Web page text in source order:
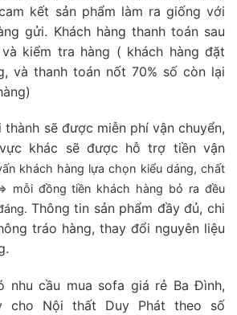
kết sản phẩm làm ra giống với
gửi. Khách hàng thanh toán sau
kiểm tra hàng ( khách hàng đặt
và thanh toán nốt 70% số còn lại
thành sẽ được miễn phí vận chuyển,
khác sẽ được hỗ trợ tiền vận
khách hàng lựa chọn kiểu dáng, chất
mỗi đồng tiền khách hàng bỏ ra đều
Thông tin sản phẩm đầy đủ, chi
tráo hàng, thay đổi nguyên liệu
nhu cầu mua sofa giá rẻ Ba Đình,
cho Nội thất Duy Phát theo số